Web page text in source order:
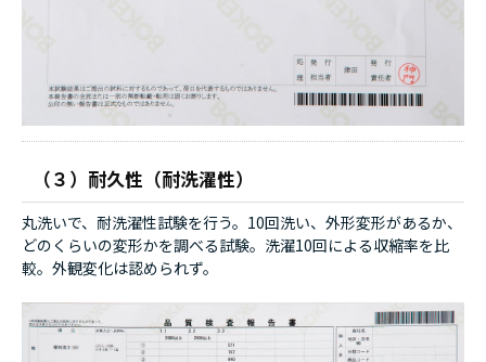
（３）耐久性（耐洗濯性）
丸洗いで、耐洗濯性試験を行う。10回洗い、外形変形があるか、
どのくらいの変形かを調べる試験。洗濯10回による収縮率を比
較。外観変化は認められず。